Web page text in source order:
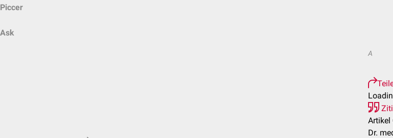
Piccer
Ask
A
Artikel
Dr.